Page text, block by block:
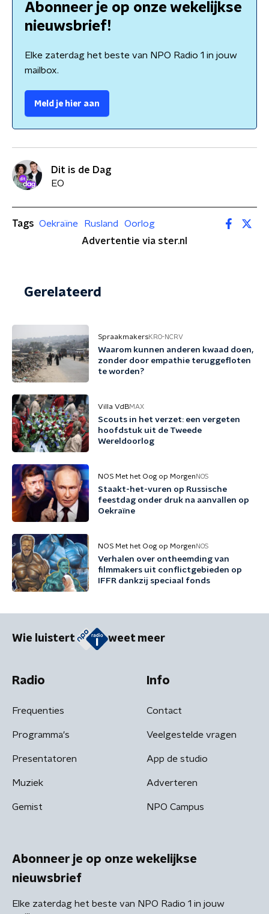
Abonneer je op onze wekelijkse
nieuwsbrief!
Elke zaterdag het beste van NPO Radio 1 in jouw
mailbox.
Meld je hier aan
Dit is de Dag
EO
Tags Oekraïne Rusland
Oorlog
Advertentie via ster.nl
Gerelateerd
SpraakmakersKRO-NCRV
Waarom kunnen anderen kwaad doen,
zonder door empathie teruggefloten
te worden?
Villa VdBMAX
Scouts in het verzet: een vergeten
hoofdstuk uit de Tweede
Wereldoorlog
NOS Met het Oog op Morgen NOS
Staakt-het-vuren op Russische
feestdag onder druk na aanvallen op
Oekraïne
NOS Met het Oog op Morgen NOS
Verhalen over ontheemding van
filmmakers uit conflictgebieden op
IFFR dankzij speciaal fonds
Wie luistert weet meer
Radio
Frequenties
Programma's
Presentatoren
Muziek
Gemist
Info
Contact
Veelgestelde vragen
App de studio
Adverteren
NPO Campus
Abonneer je op onze wekelijkse
nieuwsbrief
Elke zaterdag het beste van NPO Radio 1 in jouw